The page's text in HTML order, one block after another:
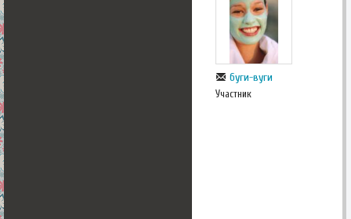
буги-вуги
Участник